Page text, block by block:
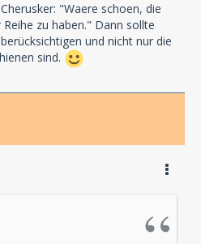
"Waere schoen, die
zu haben." Dann sollte
und nicht nur die
sind.